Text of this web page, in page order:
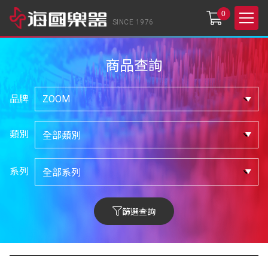
SINCE 1976
0
商品查詢
品牌
類別
系列
篩選查詢